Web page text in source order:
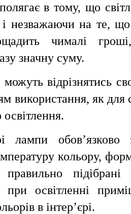
в тому, що
незважаючи на те,
чималі
значну суму.
відрізнятись
використання, як для
лампи обов’язково
кольору,
підібрані
освітленні
в інтер’єрі.